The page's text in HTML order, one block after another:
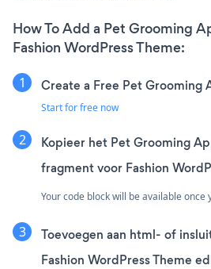
How To Add a Pet Grooming
Fashion WordPress Theme:
Create a Free Pet Grooming
Start for free now
Kopieer het Pet Grooming
fragment voor Fashion
Your code block will be available once
Toevoegen aan html- of
Fashion WordPress Theme